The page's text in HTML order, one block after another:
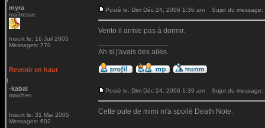
myra
maîtresse
Inscrit le: 16 Juil 2005
Messages: 770
Posté le: Dim Déc 24, 2006 1:36 am Sujet du message:
Vento il arrive pas à dormir.
Ah si j'avais des ailes.
Revenir en haut
-kabal
maichen
Inscrit le: 31 Mai 2005
Messages: 602
Posté le: Dim Déc 24, 2006 1:39 am Sujet du message:
Cette pute de mimi m'a spoilé Death Note.